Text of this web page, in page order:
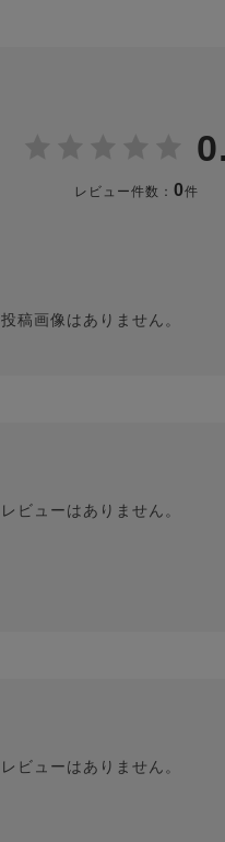
レビュー件数： 0件
投稿画像はありません。
レビューはありません。
レビューはありません。